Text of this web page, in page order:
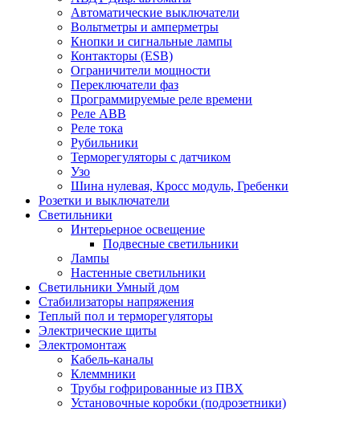
Автоматические выключатели
Вольтметры и амперметры
Кнопки и сигнальные лампы
Контакторы (ESB)
Ограничители мощности
Переключатели фаз
Программируемые реле времени
Реле ABB
Реле тока
Рубильники
Терморегуляторы с датчиком
Узо
Шина нулевая, Кросс модуль, Гребенки
Розетки и выключатели
Светильники
Интерьерное освещение
Подвесные светильники
Лампы
Настенные светильники
Светильники Умный дом
Стабилизаторы напряжения
Теплый пол и терморегуляторы
Электрические щиты
Электромонтаж
Кабель-каналы
Клеммники
Трубы гофрированные из ПВХ
Установочные коробки (подрозетники)